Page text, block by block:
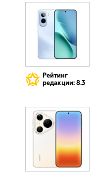
Рейтинг
редакции: 8.3